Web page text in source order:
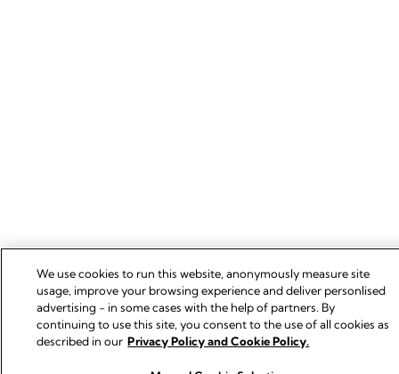
We use cookies to run this website, anonymously measure site
usage, improve your browsing experience and deliver personlised
advertising - in some cases with the help of partners. By
continuing to use this site, you consent to the use of all cookies as
described in our Privacy Policy and Cookie Policy.